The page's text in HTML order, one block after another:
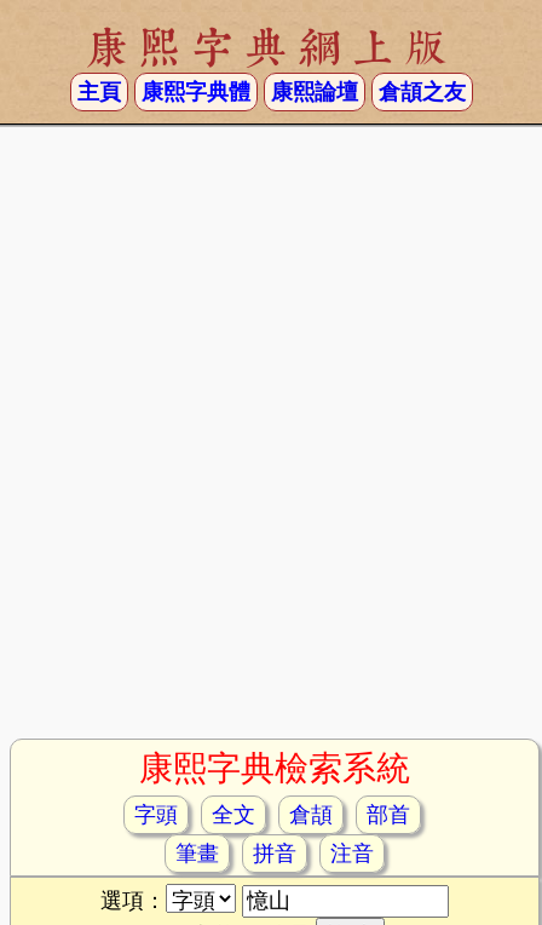
康熙字典網上版
主頁 康熙字典體 康熙論壇 倉頡之友
康熙字典檢索系統
字頭 全文 倉頡
部首
筆畫
拼音
注音
選項：